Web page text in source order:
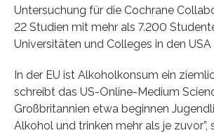
Untersuchung für die Cochrane
22 Studien mit mehr als 7.200
Universitäten und Colleges in den
In der EU ist Alkoholkonsum ein
schreibt das US-Online-Medium
Großbritannien etwa beginnen
Alkohol und trinken mehr als je zuvor”,